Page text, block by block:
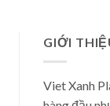
GIỚI
Viet Xanh